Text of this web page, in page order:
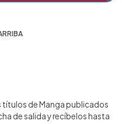
títulos de Manga publicados
de salida y recíbelos hasta